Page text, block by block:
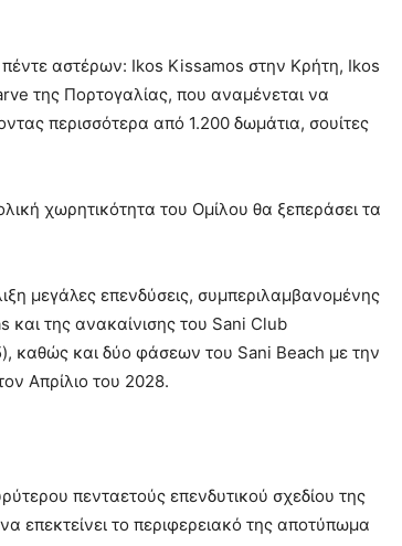
πέντε αστέρων: Ikos Kissamos στην Κρήτη, Ikos
της Πορτογαλίας, που αναμένεται να
περισσότερα από 1.200 δωμάτια, σουίτες
χωρητικότητα του Ομίλου θα ξεπεράσει τα
μεγάλες επενδύσεις, συμπεριλαμβανομένης
και της ανακαίνισης του Sani Club
καθώς και δύο φάσεων του Sani Beach με την
Απρίλιο του 2028.
πενταετούς επενδυτικού σχεδίου της
επεκτείνει το περιφερειακό της αποτύπωμα